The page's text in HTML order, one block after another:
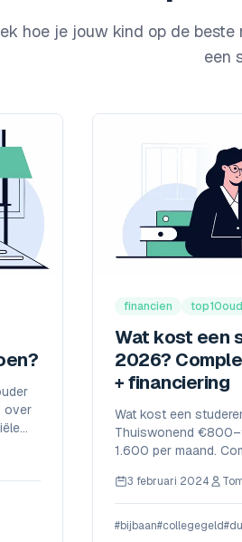
hoe je jouw kind op de
een
over
financien
Wat kost een
2026?
+ financiering
Wat kost een
Thuiswonend
1.600 per maand.
financieringstips voor
3 februari 2024
#bijbaan#collegegeld